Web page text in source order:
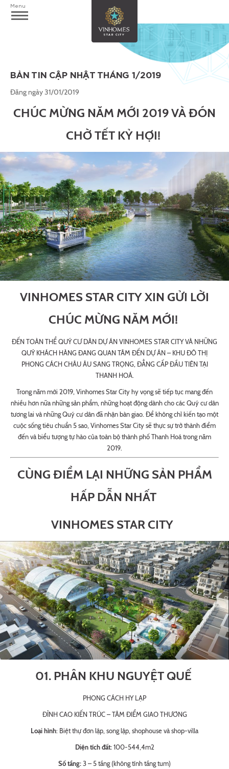
Menu
BẢN TIN CẬP NHẬT THÁNG 1/2019
Đăng ngày 31/01/2019
CHÚC MỪNG NĂM MỚI 2019 VÀ ĐÓN
CHỜ TẾT KỶ HỢI!
VINHOMES STAR CITY XIN GỬI LỜI
CHÚC MỪNG NĂM MỚI!
ĐẾN TOÀN THỂ QUÝ CƯ DÂN DỰ ÁN VINHOMES STAR CITY VÀ NHỮNG
QUÝ KHÁCH HÀNG ĐANG QUAN TÂM ĐẾN DỰ ÁN – KHU ĐÔ THỊ
PHONG CÁCH CHÂU ÂU SANG TRỌNG, ĐẲNG CẤP ĐẦU TIÊN TẠI
THANH HOÁ.
Trong năm mới 2019, Vinhomes Star City hy vọng sẽ tiếp tục mang đến
nhiều hơn nữa những sản phẩm, những hoạt động dành cho các Quý cư dân
tương lai và những Quý cư dân đã nhận bàn giao. Để không chỉ kiến tạo một
cuộc sống tiêu chuẩn 5 sao, Vinhomes Star City sẽ thực sự trở thành điểm
đến và biểu tượng tự hào của toàn bộ thành phố Thanh Hoá trong năm
2019.
CÙNG ĐIỂM LẠI NHỮNG SẢN PHẨM
HẤP DẪN NHẤT
VINHOMES STAR CITY
01. PHÂN KHU NGUYỆT QUẾ
PHONG CÁCH HY LẠP
ĐỈNH CAO KIẾN TRÚC – TÂM ĐIỂM GIAO THƯƠNG
Loại hình: Biệt thự đơn lập, song lập, shophouse và shop-villa
Diện tích đất:100-544,4m2
Số tầng:3 – 5 tầng (không tính tầng tum)